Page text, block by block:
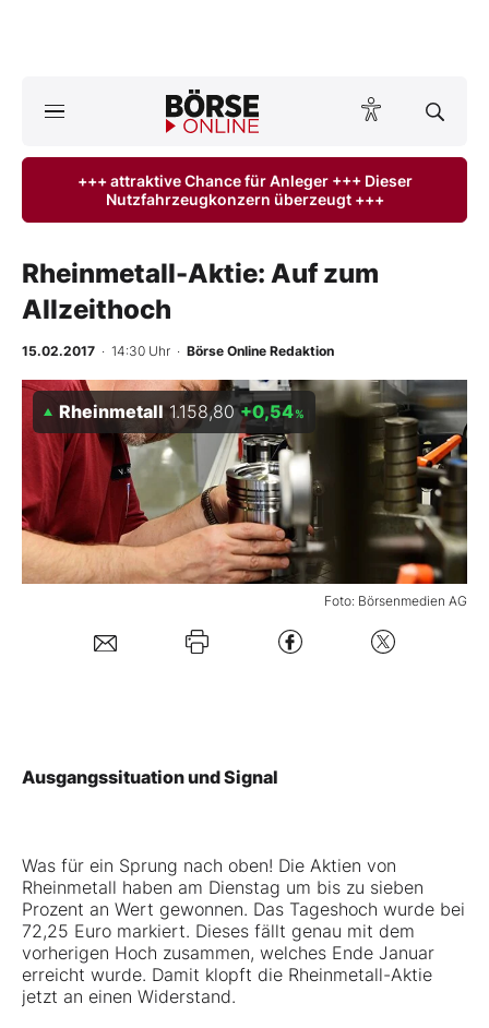
ktuelle Ausgabe BÖRSE ONLINE lesen
Anlageprodukte
Finanz-Check
BO-Musterdepots
Experten
Mein B:O
+++ attraktive Chance für Anleger +++ Dieser
Nutzfahrzeugkonzern überzeugt +++
Rheinmetall-Aktie: Auf zum
Allzeithoch
15.02.2017 · 14:30 Uhr · Börse Online Redaktion
Foto: Börsenmedien AG
Rheinmetall 1.158,80 +0,54%
Ausgangssituation und Signal
Was für ein Sprung nach oben! Die Aktien von
Rheinmetall haben am Dienstag um bis zu sieben
Prozent an Wert gewonnen. Das Tageshoch wurde bei
72,25 Euro markiert. Dieses fällt genau mit dem
vorherigen Hoch zusammen, welches Ende Januar
erreicht wurde. Damit klopft die Rheinmetall-Aktie
jetzt an einen Widerstand.